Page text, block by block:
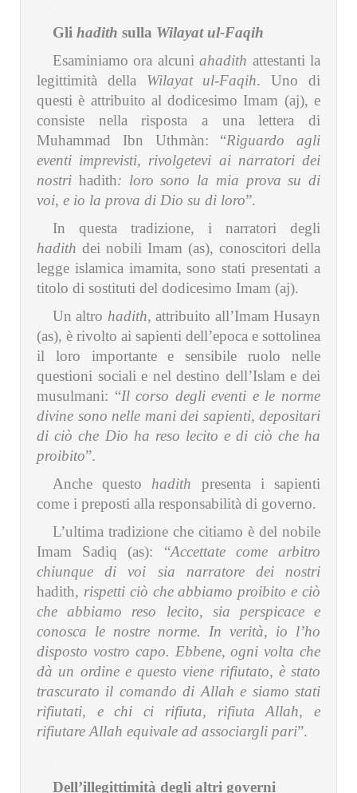
Gli hadith sulla Wilayat ul-Faqih
Esaminiamo ora alcuniahadith attestanti la
legittimità della Wilayat ul-Faqih. Uno di
questi è attribuito al dodicesimo Imam (aj), e
consiste nella risposta a una lettera di
Muhammad Ibn Uthmàn: “Riguardo agli
eventi imprevisti, rivolgetevi ai narratori dei
nostri hadith: loro sono la mia prova su di
voi, e io la prova di Dio su di loro”.
In questa tradizione, i narratori degli
hadith dei nobili Imam (as), conoscitori della
legge islamica imamita, sono stati presentati a
titolo di sostituti del dodicesimo Imam (aj).
Un altro hadith, attribuito all’Imam Husayn
(as), è rivolto ai sapienti dell’epoca e sottolinea
il loro importante e sensibile ruolo nelle
questioni sociali e nel destino dell’Islam e dei
musulmani: “Il corso degli eventi e le norme
divine sono nelle mani dei sapienti, depositari
di ciò che Dio ha reso lecito e di ciò che ha
proibito”.
Anche questo hadith presenta i sapienti
come i preposti alla responsabilità di governo.
L’ultima tradizione che citiamo è del nobile
Imam Sadiq (as): “Accettate come arbitro
chiunque di voi sia narratore dei nostri
hadith, rispetti ciò che abbiamo proibito e ciò
che abbiamo reso lecito, sia perspicace e
conosca le nostre norme. In verità, io l’ho
disposto vostro capo. Ebbene, ogni volta che
dà un ordine e questo viene rifiutato, è stato
trascurato il comando di Allah e siamo stati
rifiutati, e chi ci rifiuta, rifiuta Allah, e
rifiutare Allah equivale ad associargli pari”.
Dell’illegittimità degli altri governi